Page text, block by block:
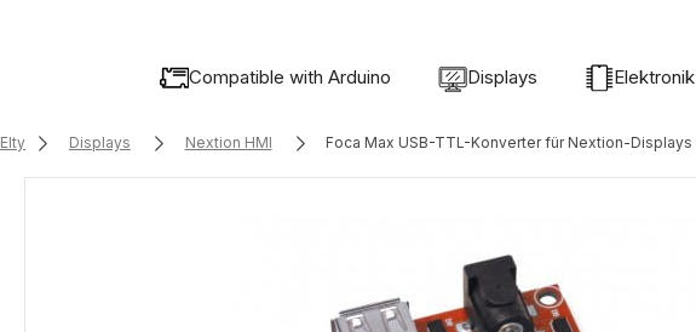
Compatible with Arduino Displays Elektronik
Elty Displays Nextion HMI Foca Max USB-TTL-Konverter für Nextion-Displays